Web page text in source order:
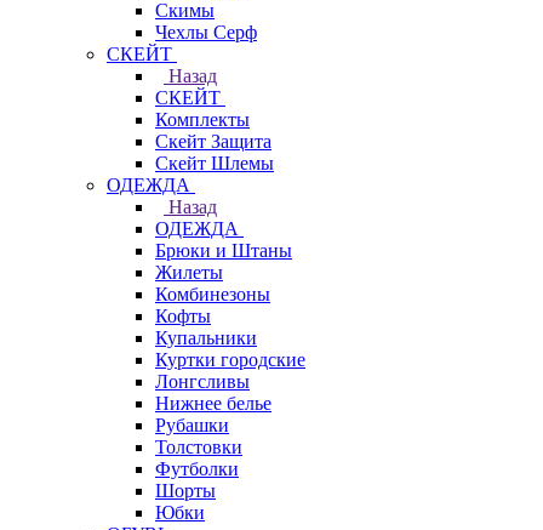
Скимы
Чехлы Cерф
СКЕЙТ
Назад
СКЕЙТ
Комплекты
Скейт Защита
Скейт Шлемы
ОДЕЖДА
Назад
ОДЕЖДА
Брюки и Штаны
Жилеты
Комбинезоны
Кофты
Купальники
Куртки городские
Лонгсливы
Нижнее белье
Рубашки
Толстовки
Футболки
Шорты
Юбки